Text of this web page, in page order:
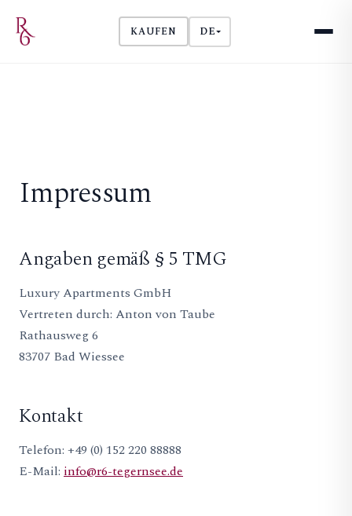
KAUFEN DE
Impressum
Angaben gemäß § 5 TMG
Luxury Apartments GmbH
Vertreten durch: Anton von Taube
Rathausweg 6
83707 Bad Wiessee
Kontakt
Telefon: +49 (0) 152 220 88888
E-Mail: info@r6-tegernsee.de